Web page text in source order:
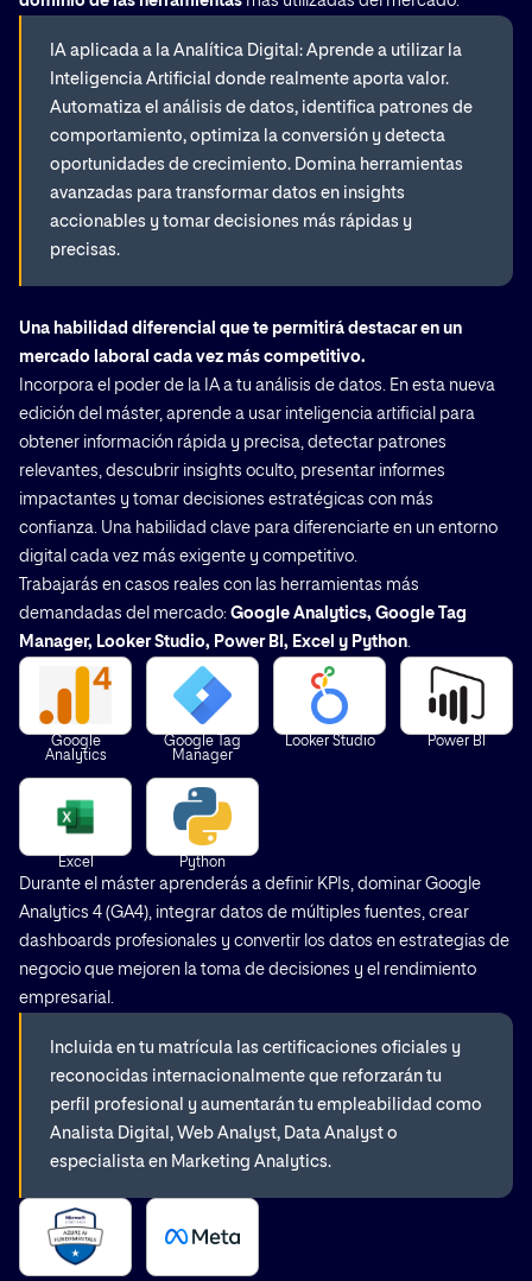
IA aplicada a la Analítica Digital: Aprende a utilizar la
Inteligencia Artificial donde realmente aporta valor.
Automatiza el análisis de datos, identifica patrones de
comportamiento, optimiza la conversión y detecta
oportunidades de crecimiento. Domina herramientas
avanzadas para transformar datos en insights
accionables y tomar decisiones más rápidas y
precisas.
Una habilidad diferencial que te permitirá destacar en un
mercado laboral cada vez más competitivo.
Incorpora el poder de la IA a tu análisis de datos. En esta nueva
edición del máster, aprende a usar inteligencia artificial para
obtener información rápida y precisa, detectar patrones
relevantes, descubrir insights oculto, presentar informes
impactantes y tomar decisiones estratégicas con más
confianza. Una habilidad clave para diferenciarte en un entorno
digital cada vez más exigente y competitivo.
Trabajarás en casos reales con las herramientas más
demandadas del mercado: Google Analytics, Google Tag
Manager, Looker Studio, Power BI, Excel y Python
Google
Analytics
Google Tag
Manager
Looker Studio Power BI
Excel Python
Durante el máster aprenderás a definir KPIs, dominar Google
Analytics 4 (GA4), integrar datos de múltiples fuentes, crear
dashboards profesionales y convertir los datos en estrategias de
negocio que mejoren la toma de decisiones y el rendimiento
empresarial.
Incluida en tu matrícula las certificaciones oficiales y
reconocidas internacionalmente que reforzarán tu
perfil profesional y aumentarán tu empleabilidad como
Analista Digital, Web Analyst, Data Analyst o
especialista en Marketing Analytics.